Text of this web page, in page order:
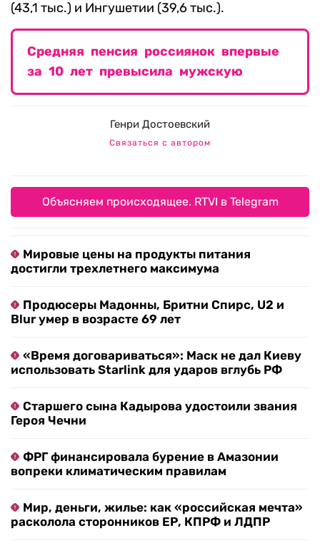
(43,1 тыс.) и Ингушетии (39,6 тыс.).
Средняя пенсия россиянок впервые
за 10 лет превысила мужскую
Генри Достоевский
Связаться с автором
Объясняем происходящее. RTVI в Telegram
Мировые цены на продукты питания
достигли трехлетнего максимума
Продюсеры Мадонны, Бритни Спирс, U2 и
Blur умер в возрасте 69 лет
«Время договариваться»: Маск не дал Киеву
использовать Starlink для ударов вглубь РФ
Старшего сына Кадырова удостоили звания
Героя Чечни
ФРГ финансировала бурение в Амазонии
вопреки климатическим правилам
Мир, деньги, жилье: как «российская мечта»
расколола сторонников ЕР, КПРФ и ЛДПР